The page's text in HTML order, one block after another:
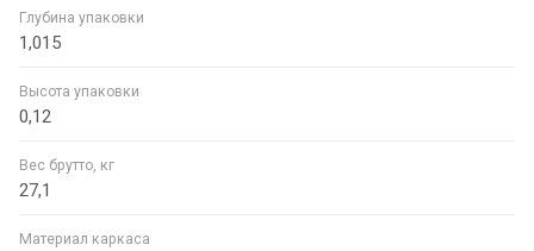
Глубина упаковки
1,015
Высота упаковки
0,12
Вес брутто, кг
27,1
Материал каркаса